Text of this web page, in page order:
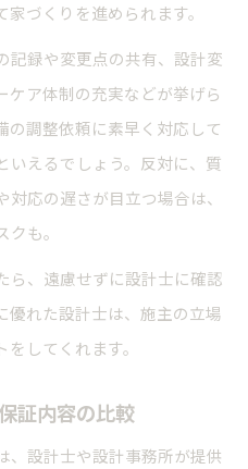
づくりを進められます。
記録や変更点の共有、設計変
ケア体制の充実などが挙げら
の調整依頼に素早く対応して
いえるでしょう。反対に、質
応の遅さが目立つ場合は、
も。
ら、遠慮せずに設計士に確認
優れた設計士は、施主の立場
してくれます。
証内容の比較
、設計士や設計事務所が提供